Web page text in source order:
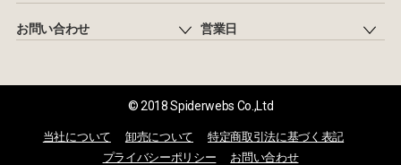
お問い合わせ 営業日
© 2018 Spiderwebs Co.,Ltd
当社について 卸売について
特定商取引法に基づく表記
プライバシーポリシー
お問い合わせ